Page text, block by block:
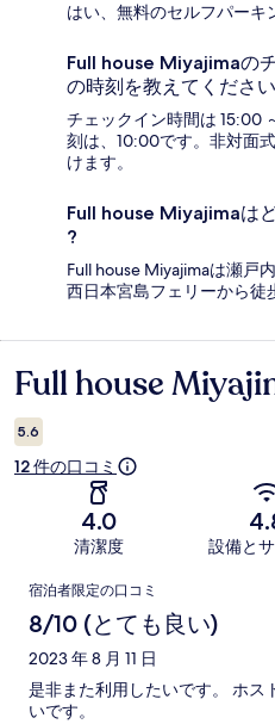
はい、無料のセルフパーキ
Full house Miyajimaの
の時刻を教えてください
チェックイン時間は 15:00
刻は、10:00です。非対面
けます。
Full house Miyajimaは
?
Full house Miyajimaは瀬戸
西日本宮島フェリーから徒
口
コ
ミ
Full house
5.6
12 件の口コミ
4.0
清潔度 設備と
口
コ
ミ
宿泊者限定の口コミ
8/10 (とても良い)
2023 年 8 月 11 日
是非また利用したいです。 ホス
いです。